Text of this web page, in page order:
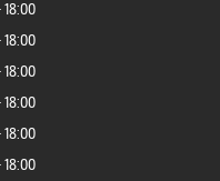
18:00
18:00
18:00
18:00
18:00
18:00